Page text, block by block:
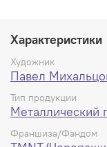
Характеристики
Художник
Павел
Тип продукции
Металлический
Франшиза/Фандом